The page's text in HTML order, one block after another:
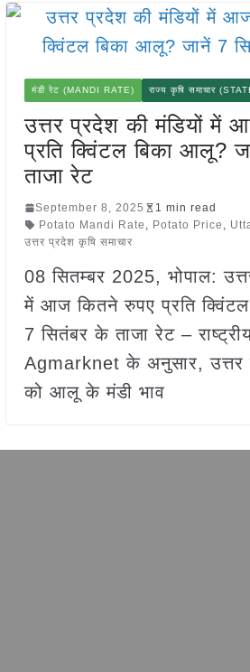
मंडी रेट (MANDI RATE) राज्य कृषि समाचार
उत्तर प्रदेश की मंडियों में
प्रति क्विंटल बिका आलू?
ताजा रेट
September 8, 2025
1 min read
Potato Mandi Rate , Potato Price ,
उत्तर प्रदेश कृषि समाचार
08 सितम्बर 2025, भोपाल:
में आज कितने रुपए प्रति
7 सितंबर के ताजा रेट –
Agmarknet के अनुसार, उत्तर
को आलू के मंडी भाव